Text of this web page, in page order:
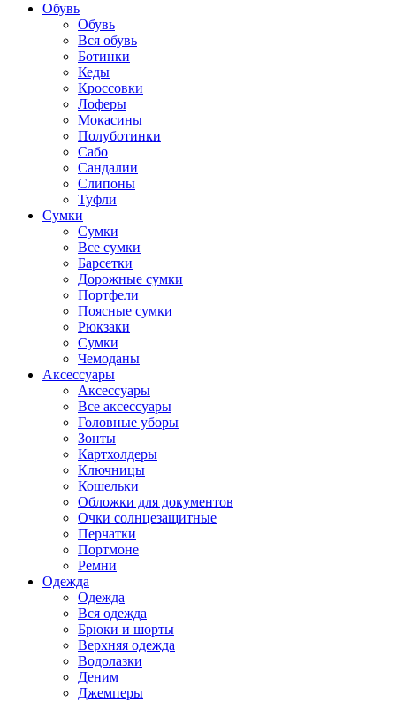
Обувь
Обувь
Вся обувь
Ботинки
Кеды
Кроссовки
Лоферы
Мокасины
Полуботинки
Сабо
Сандалии
Слипоны
Туфли
Сумки
Сумки
Все сумки
Барсетки
Дорожные сумки
Портфели
Поясные сумки
Рюкзаки
Сумки
Чемоданы
Аксессуары
Аксессуары
Все аксессуары
Головные уборы
Зонты
Картхолдеры
Ключницы
Кошельки
Обложки для документов
Очки солнцезащитные
Перчатки
Портмоне
Ремни
Одежда
Одежда
Вся одежда
Брюки и шорты
Верхняя одежда
Водолазки
Деним
Джемперы